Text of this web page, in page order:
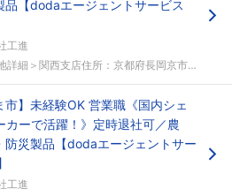
品【dodaエージェントサービス
工進
細＞関西支店住所：京都府長岡京市神足上八...
市】未経験OK 営業職《国内シェ
カーで活躍！》定時退社可／農
防災製品【dodaエージェントサー
工進